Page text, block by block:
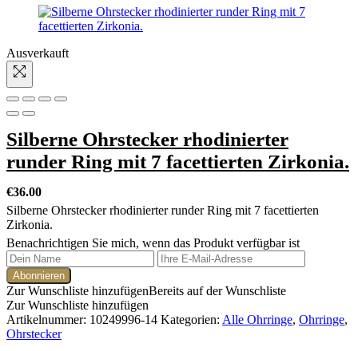
Ausverkauft
Silberne Ohrstecker rhodinierter
runder Ring mit 7 facettierten Zirkonia.
€36.00
Silberne Ohrstecker rhodinierter runder Ring mit 7 facettierten
Zirkonia.
Benachrichtigen Sie mich, wenn das Produkt verfügbar ist
Zur Wunschliste hinzufügenBereits auf der Wunschliste
Zur Wunschliste hinzufügen
Artikelnummer: 10249996-14 Kategorien: Alle Ohrringe, Ohrringe,
Ohrstecker